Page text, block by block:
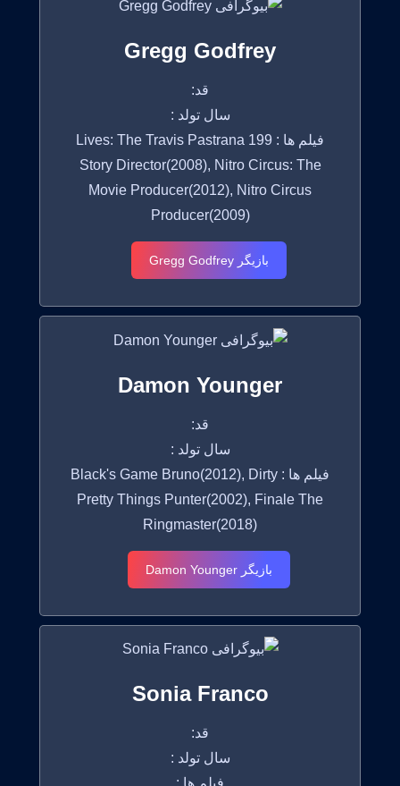
Gregg Godfrey
قد:
سال تولد :
فیلم ها : 199 Lives: The Travis Pastrana
Story Director(2008), Nitro Circus: The
Movie Producer(2012), Nitro Circus
Producer(2009)
بازیگر Gregg Godfrey
Damon Younger
قد:
سال تولد :
فیلم ها : Black's Game Bruno(2012), Dirty
Pretty Things Punter(2002), Finale The
Ringmaster(2018)
بازیگر Damon Younger
Sonia Franco
قد:
سال تولد :